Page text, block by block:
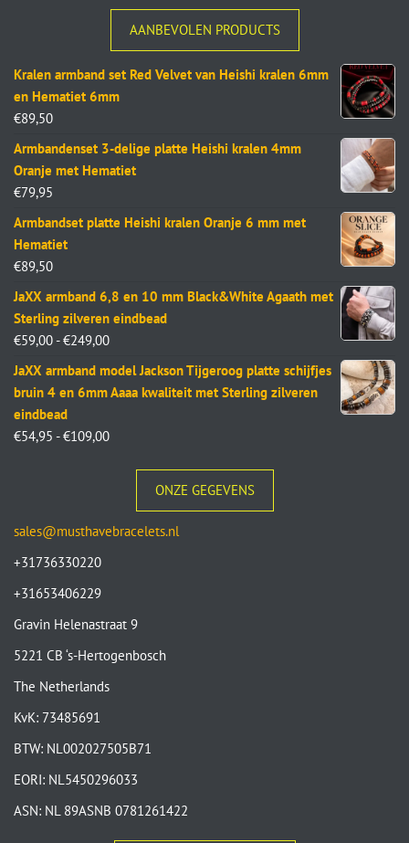
AANBEVOLEN PRODUCTS
Kralen armband set Red Velvet van Heishi kralen 6mm
en Hematiet 6mm
€89,50
Armbandenset 3-delige platte Heishi kralen 4mm
Oranje met Hematiet
€79,95
Armbandset platte Heishi kralen Oranje 6 mm met
Hematiet
€89,50
JaXX armband 6,8 en 10 mm Black&White Agaath met
Sterling zilveren eindbead
€59,00 - €249,00
JaXX armband model Jackson Tijgeroog platte schijfjes
bruin 4 en 6mm Aaaa kwaliteit met Sterling zilveren
eindbead
€54,95 - €109,00
ONZE GEGEVENS
sales@musthavebracelets.nl
+31736330220
+31653406229
Gravin Helenastraat 9
5221 CB ‘s-Hertogenbosch
The Netherlands
KvK: 73485691
BTW: NL002027505B71
EORI: NL5450296033
ASN: NL 89ASNB 0781261422